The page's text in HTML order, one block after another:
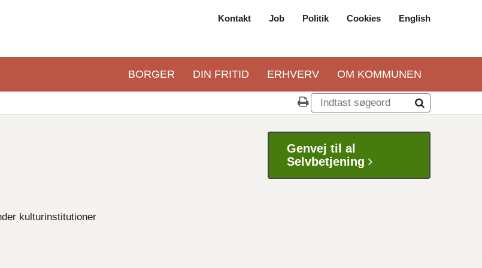
navigation
Kontakt Job Politik Cookies English
Primær
BORGER DIN FRITID ERHVERV OM KOMMUNEN
kulturinstitutioner
Genvej til al
Selvbetjening